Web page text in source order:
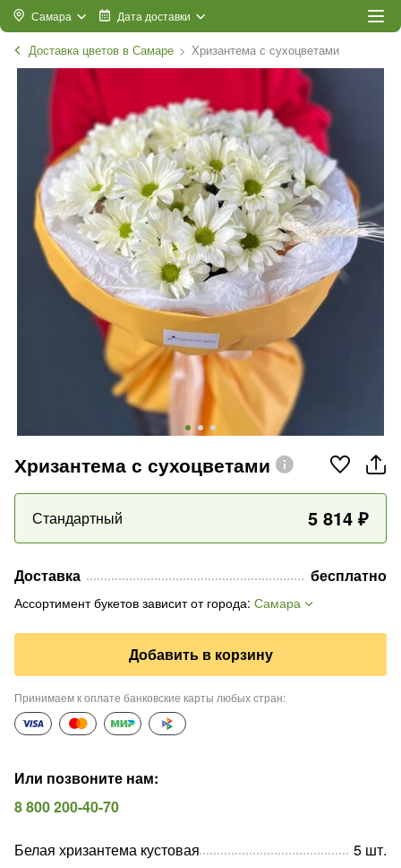
Самара Дата доставки
Доставка цветов в Самаре Хризантема с сухоцветами
Хризантема с сухоцветами
Стандартный 5 814 ₽
Доставка бесплатно
Ассортимент букетов зависит от города: Самара
Добавить в корзину
Принимаем к оплате банковские карты любых стран:
Или позвоните нам:
8 800 200-40-70
Белая хризантема кустовая 5 шт.